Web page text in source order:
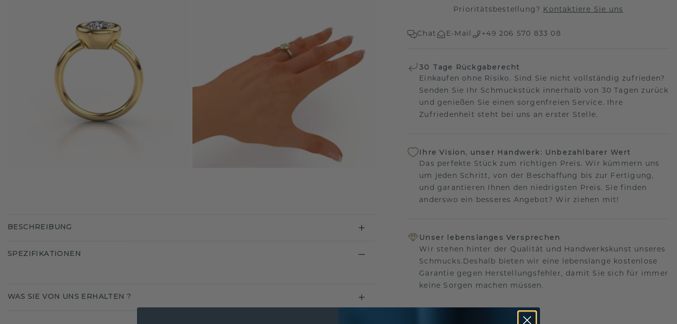
Prioritätsbestellung? Kontaktiere Sie uns
Chat E-Mail +49 206 570 833 08
30 Tage Rückgaberecht
Einkaufen ohne Risiko. Sind Sie nicht vollständig zufrieden?
Senden Sie Ihr Schmuckstück innerhalb von 30 Tagen zurück
und genießen Sie einen sorgenfreien Service. Ihre
Zufriedenheit steht bei uns an erster Stelle.
Ihre Vision, unser Handwerk: Unbezahlbarer Wert
Das perfekte Stück zum richtigen Preis. Wir kümmern uns
um jeden Schritt, von der Beschaffung bis zur Fertigung,
und garantieren Ihnen den niedrigsten Preis. Sie finden
anderswo ein besseres Angebot? Wir ziehen mit!
Unser lebenslanges Versprechen
Wir stehen hinter der Qualität und Handwerkskunst unseres
Schmucks.Deshalb bieten wir eine lebenslange kostenlose
Garantie gegen Herstellungsfehler, damit Sie sich für immer
keine Sorgen machen müssen.
BESCHREIBUNG
SPEZIFIKATIONEN
WAS SIE VON UNS ERHALTEN ?